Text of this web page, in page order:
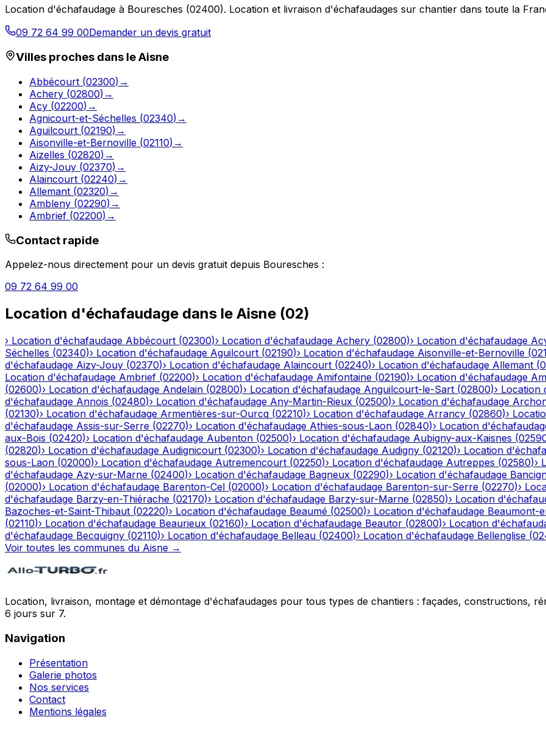
Location d'échafaudage à Bouresches (02400). Location et livraison d'échafaudages sur chantier dans toute la
09 72 64 99 00Demander un devis gratuit
Villes proches dans leAisne
Abbécourt (02300) →
Achery (02800) →
Acy (02200) →
Agnicourt-et-Séchelles (02340) →
Aguilcourt (02190) →
Aisonville-et-Bernoville (02110) →
Aizelles (02820) →
Aizy-Jouy (02370) →
Alaincourt (02240) →
Allemant (02320) →
Ambleny (02290) →
Ambrief (02200) →
Contact rapide
Appelez-nous directement pour un devis gratuit depuis Bouresches :
09 72 64 99 00
Location d'échafaudage dans le Aisne (02)
› Location d'échafaudage Abbécourt (02300)› Location d'échafaudage Achery (02800)› Location d'échafaudage
Séchelles (02340)› Location d'échafaudage Aguilcourt (02190)› Location d'échafaudage Aisonville-et-Bernoville (
d'échafaudage Aizy-Jouy (02370)› Location d'échafaudage Alaincourt (02240)› Location d'échafaudage Allemant (
Location d'échafaudage Ambrief (02200)› Location d'échafaudage Amifontaine (02190)› Location d'échafaudage
(02600)› Location d'échafaudage Andelain (02800)› Location d'échafaudage Anguilcourt-le-Sart (02800)› Location
d'échafaudage Annois (02480)› Location d'échafaudage Any-Martin-Rieux (02500)› Location d'échafaudage
(02130)› Location d'échafaudage Armentières-sur-Ourcq (02210)› Location d'échafaudage Arrancy (02860)›
d'échafaudage Assis-sur-Serre (02270)› Location d'échafaudage Athies-sous-Laon (02840)› Location
aux-Bois (02420)› Location d'échafaudage Aubenton (02500)› Location d'échafaudage Aubigny-aux-Kaisnes (
(02820)› Location d'échafaudage Audignicourt (02300)› Location d'échafaudage Audigny (02120)› Location
sous-Laon (02000)› Location d'échafaudage Autremencourt (02250)› Location d'échafaudage Autreppes (02580)›
d'échafaudage Azy-sur-Marne (02400)› Location d'échafaudage Bagneux (02290)› Location d'échafaudage
(02000)› Location d'échafaudage Barenton-Cel (02000)› Location d'échafaudage Barenton-sur-Serre (02270)›
d'échafaudage Barzy-en-Thiérache (02170)› Location d'échafaudage Barzy-sur-Marne (02850)› Location
Bazoches-et-Saint-Thibaut (02220)› Location d'échafaudage Beaumé (02500)› Location d'échafaudage Beaumont-
(02110)› Location d'échafaudage Beaurieux (02160)› Location d'échafaudage Beautor (02800)› Location
d'échafaudage Becquigny (02110)› Location d'échafaudage Belleau (02400)› Location d'échafaudage Bellenglise (
Voir toutes les communes du Aisne →
Location, livraison, montage et démontage d'échafaudages pour tous types de chantiers : façades, constructions,
6 jours sur 7.
Navigation
Présentation
Galerie photos
Nos services
Contact
Mentions légales